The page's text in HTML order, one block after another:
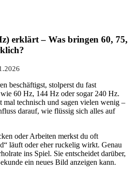
erklärt – Was bringen 60, 75,
beschäftigst, stolperst du fast
60 Hz, 144 Hz oder sogar 240 Hz.
mal technisch und sagen vielen wenig –
darauf, wie flüssig sich alles auf
oder Arbeiten merkst du oft
läuft oder eher ruckelig wirkt. Genau
ins Spiel. Sie entscheidet darüber,
ein neues Bild anzeigen kann.